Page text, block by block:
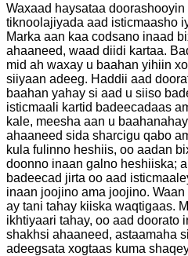
Waxaad haysataa
tiknoolajiyada aad isticmaasho
Marka aan kaa codsano inaad
ahaaneed, waad diidi kartaa.
mid ah waxay u baahan yihiin
siiyaan adeeg. Haddii aad
baahan yahay si aad u siiso
isticmaali kartid badeecadaas
kale, meesha aan u
ahaaneed sida sharcigu qabo
kula fulinno heshiis, oo aadan
doonno inaan galno heshiiska;
badeecad jirta oo aad
inaan joojino ama joojino.
ay tani tahay kiiska waqtigaas.
ikhtiyaari tahay, oo aad doorato
shakhsi ahaaneed, astaamaha
adeegsata xogtaas kuma